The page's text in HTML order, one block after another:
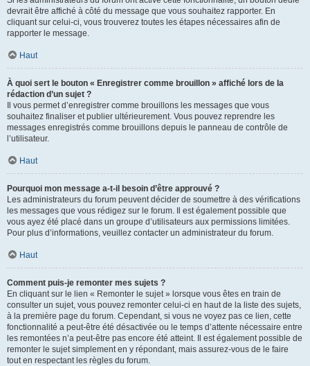
devrait être affiché à côté du message que vous souhaitez rapporter. En
cliquant sur celui-ci, vous trouverez toutes les étapes nécessaires afin de
rapporter le message.
Haut
À quoi sert le bouton « Enregistrer comme brouillon » affiché lors de la
rédaction d’un sujet ?
Il vous permet d’enregistrer comme brouillons les messages que vous
souhaitez finaliser et publier ultérieurement. Vous pouvez reprendre les
messages enregistrés comme brouillons depuis le panneau de contrôle de
l’utilisateur.
Haut
Pourquoi mon message a-t-il besoin d’être approuvé ?
Les administrateurs du forum peuvent décider de soumettre à des vérifications
les messages que vous rédigez sur le forum. Il est également possible que
vous ayez été placé dans un groupe d’utilisateurs aux permissions limitées.
Pour plus d’informations, veuillez contacter un administrateur du forum.
Haut
Comment puis-je remonter mes sujets ?
En cliquant sur le lien « Remonter le sujet » lorsque vous êtes en train de
consulter un sujet, vous pouvez remonter celui-ci en haut de la liste des sujets,
à la première page du forum. Cependant, si vous ne voyez pas ce lien, cette
fonctionnalité a peut-être été désactivée ou le temps d’attente nécessaire entre
les remontées n’a peut-être pas encore été atteint. Il est également possible de
remonter le sujet simplement en y répondant, mais assurez-vous de le faire
tout en respectant les règles du forum.